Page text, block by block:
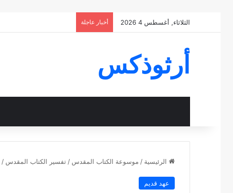
الثلاثاء, أغسطس 4 2026 أخبار عاجلة
أرثوذكس
الرئيسية / موسوعة الكتاب المقدس / تفسير الكتاب المقدس /
عهد قديم